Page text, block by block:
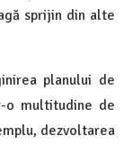
sprijin din alte
planului de
o multitudine de
dezvoltarea